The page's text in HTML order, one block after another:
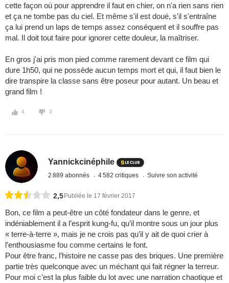
cette façon où pour apprendre il faut en chier, on n'a rien sans rien
et ça ne tombe pas du ciel. Et même s'il est doué, s'il s'entraîne
ça lui prend un laps de temps assez conséquent et il souffre pas
mal. Il doit tout faire pour ignorer cette douleur, la maîtriser.
En gros j'ai pris mon pied comme rarement devant ce film qui
dure 1h50, qui ne possède aucun temps mort et qui, il faut bien le
dire transpire la classe sans être poseur pour autant. Un beau et
grand film !
4 3
Yannickcinéphile
2 889 abonnés 4 582 critiques Suivre son activité
2,5 Publiée le 17 février 2017
Bon, ce film a peut-être un côté fondateur dans le genre, et
indéniablement il a l’esprit kung-fu, qu’il montre sous un jour plus
« terre-à-terre », mais je ne crois pas qu’il y ait de quoi crier à
l’enthousiasme fou comme certains le font.
Pour être franc, l’histoire ne casse pas des briques. Une première
partie très quelconque avec un méchant qui fait régner la terreur.
Pour moi c’est la plus faible du lot avec une narration chaotique et